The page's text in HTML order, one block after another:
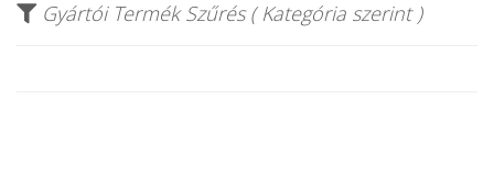
Gyártói Termék Szűrés ( Kategória szerint )